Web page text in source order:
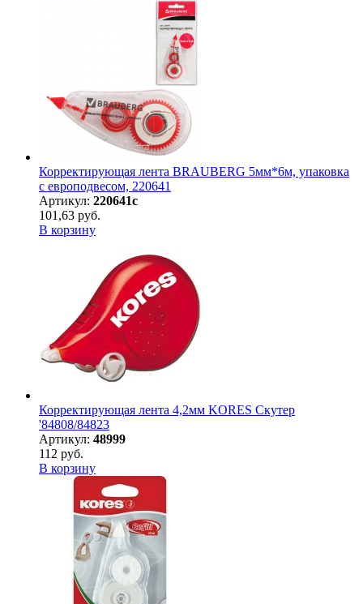
Корректирующая лента BRAUBERG 5мм*6м, упаковка
с европодвесом, 220641
Артикул: 220641с
101,63 руб.
В корзину
Корректирующая лента 4,2мм KORES Скутер
'84808/84823
Артикул: 48999
112 руб.
В корзину